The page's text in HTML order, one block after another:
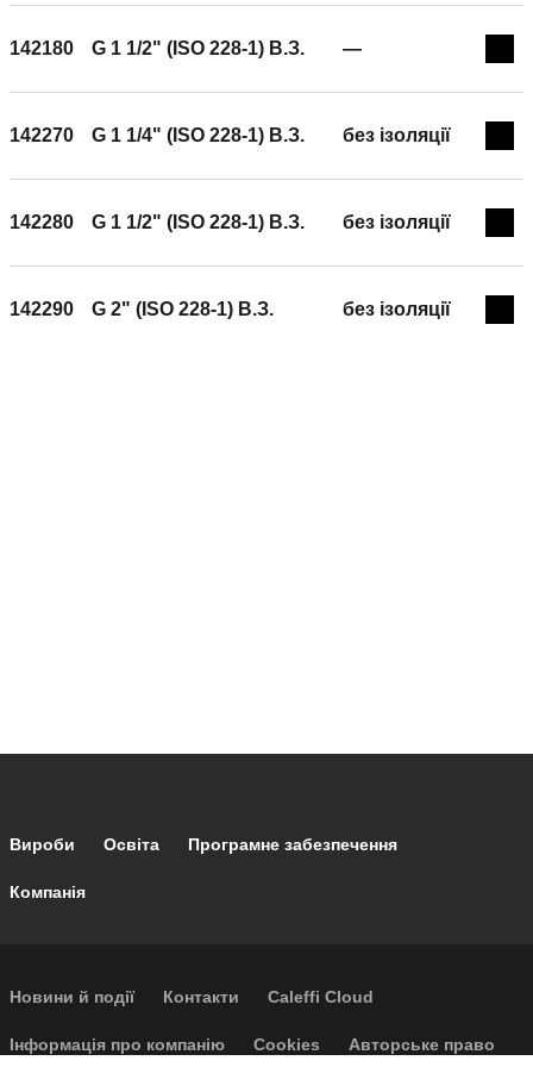
водно-гліколеві розчини. Матеріал: стійка до
142180 G 1 1/2" (ISO 228-1) B.З. —
142270 G 1 1/4" (ISO 228-1) B.З. без ізоляції
142280 G 1 1/2" (ISO 228-1) B.З. без ізоляції
142290 G 2" (ISO 228-1) B.З. без ізоляції
Footer main navigation
Вироби Освіта Програмне забезпечення
Компанія
Footer secondary navigation
Новини й події Контакти Caleffi Cloud
Footer menu
Інформація про компанію Cookies Авторське право